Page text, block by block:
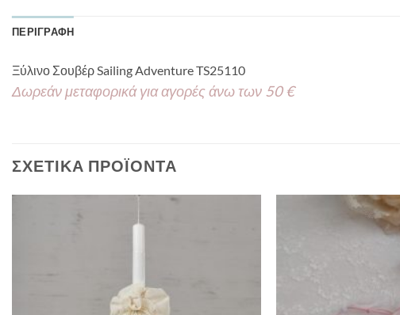
ΠΕΡΙΓΡΑΦΉ
Ξύλινο Σουβέρ Sailing Adventure TS25110
Δωρεάν μεταφορικά για αγορές άνω των 50 €
ΣΧΕΤΙΚΆ ΠΡΟΪΌΝΤΑ